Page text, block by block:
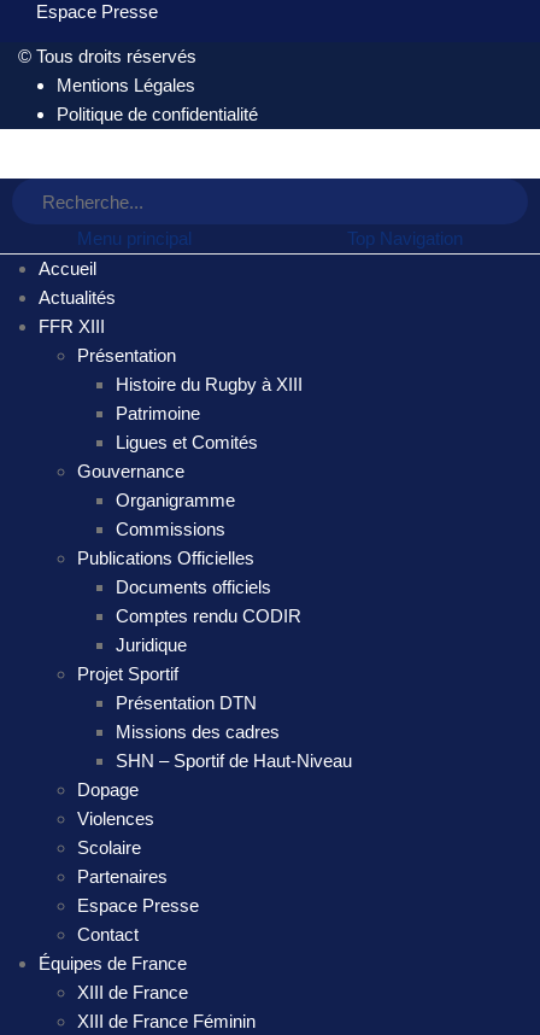
Espace Presse
© Tous droits réservés
Mentions Légales
Politique de confidentialité
Menu principal
Top Navigation
Accueil
Actualités
FFR XIII
Présentation
Histoire du Rugby à XIII
Patrimoine
Ligues et Comités
Gouvernance
Organigramme
Commissions
Publications Officielles
Documents officiels
Comptes rendu CODIR
Juridique
Projet Sportif
Présentation DTN
Missions des cadres
SHN – Sportif de Haut-Niveau
Dopage
Violences
Scolaire
Partenaires
Espace Presse
Contact
Équipes de France
XIII de France
XIII de France Féminin